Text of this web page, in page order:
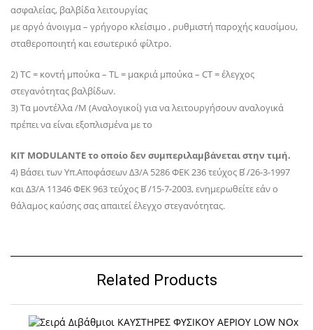
ασφαλείας, βαλβίδα λειτουργίας
με αργό άνοιγμα – γρήγορο κλείσιμο , ρυθμιστή παροχής καυσίμου,
σταθεροποιητή και εσωτερικό φίλτρο.
2) TC = κοντή μπούκα – TL = μακριά μπούκα – CT = έλεγχος
στεγανότητας βαλβίδων.
3) Τα μοντέλλα /Μ (Αναλογικοί) για να λειτουργήσουν αναλογικά
πρέπει να είναι εξοπλισμένα με το
ΚΙΤ MODULANTE το οποίο δεν συμπεριλαμβάνεται στην τιμή.
4) Βάσει των Υπ.Αποφάσεων ∆3/Α 5286 ΦΕΚ 236 τεύχος Β ́/26-3-1997
και ∆3/Α 11346 ΦΕΚ 963 τεύχος Β ́/15-7-2003, ενημερωθείτε εάν ο
θάλαμος καύσης σας απαιτεί έλεγχο στεγανότητας.
Related Products